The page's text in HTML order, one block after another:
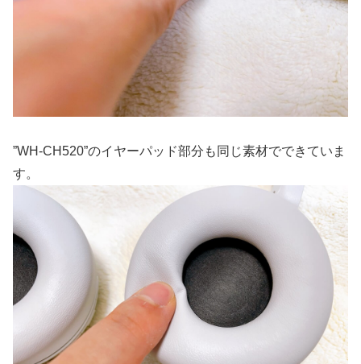
”WH-CH520”のイヤーパッド部分も同じ素材でできていま
す。